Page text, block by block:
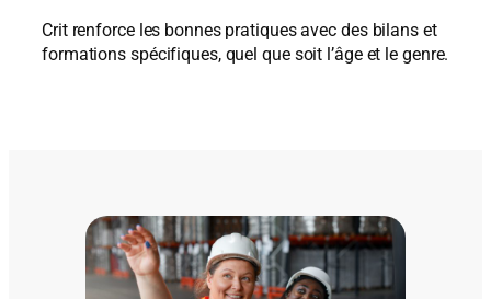
Crit renforce les bonnes pratiques avec des bilans et
formations spécifiques, quel que soit l’âge et le genre.